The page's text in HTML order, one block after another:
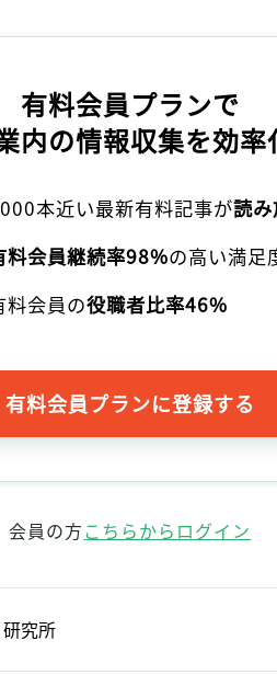
有料会員プランで
内の情報収集を効率
本近い最新有料記事が読
料会員継続率98%の高い満足
料会員の役職者比率46%
有料会員プランに登録する
会員の方こちらからログイン
究所
記事をお気
ログ
ログイン